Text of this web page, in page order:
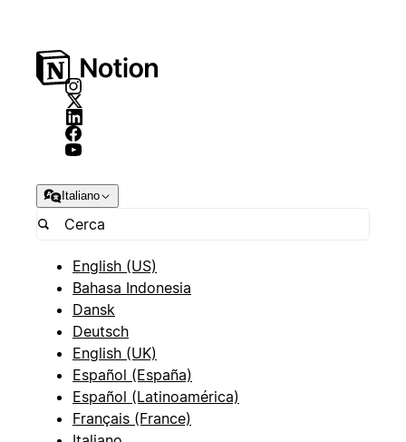
Italiano
English (US)
Bahasa Indonesia
Dansk
Deutsch
English (UK)
Español (España)
Español (Latinoamérica)
Français (France)